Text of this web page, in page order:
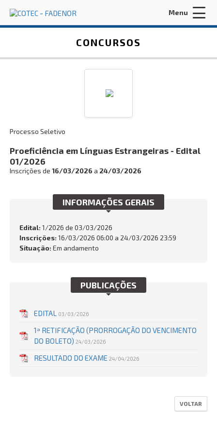
Esqueci a minha senha
INÍCIO
CONCURSOS ANTERIORES
FALE CONOSCO
Busca:
Menu
CONCURSOS
Processo Seletivo
Proeficiência em Línguas Estrangeiras - Edital
01/2026
Inscrições de 16/03/2026 a 24/03/2026
INFORMAÇÕES GERAIS
Edital: 1/2026 de 03/03/2026
Inscrições: 16/03/2026 06:00 a 24/03/2026 23:59
Situação: Em andamento
PUBLICAÇÕES
EDITAL 03/03/2026
1ª RETIFICAÇÃO (PRORROGAÇÃO DO VENCIMENTO
DO BOLETO) 24/03/2026
RESULTADO DO EXAME 24/04/2026
VOLTAR